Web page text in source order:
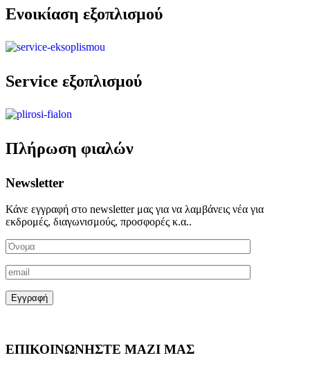
Ενοικίαση εξοπλισμού
Service εξοπλισμού
Πλήρωση φιαλών
Newsletter
Κάνε εγγραφή στο newsletter μας για να λαμβάνεις νέα για
εκδρομές, διαγωνισμούς, προσφορές κ.α..
ΕΠΙΚΟΙΝΩΝΗΣΤΕ ΜΑΖΙ ΜΑΣ